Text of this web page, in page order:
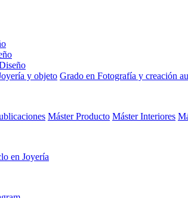
y objeto Grado en Fotografía y creación
Máster Producto Máster Interiores
en Joyería